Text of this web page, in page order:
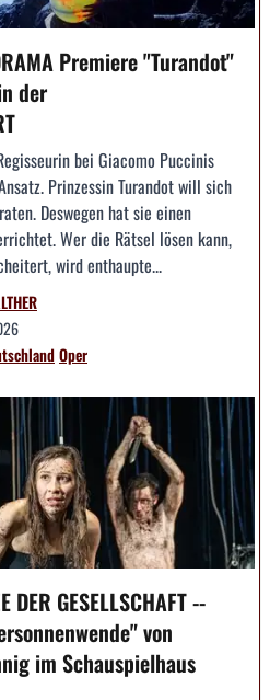
Premiere "Turandot"
der
bei Giacomo Puccinis
Prinzessin Turandot will sich
Deswegen hat sie einen
Wer die Rätsel lösen kann,
wird enthaupte...
Oper
DER GESELLSCHAFT --
von
im Schauspielhaus